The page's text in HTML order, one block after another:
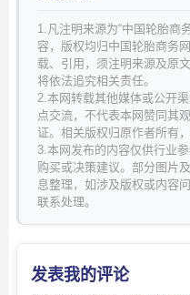
1.凡注明来源为“中国轮胎商
容，版权均归中国轮胎商务
载、引用，须注明来源及原
将依法追究相关责任。
2.本网转载其他媒体或公开
点交流，不代表本网赞同其
证。相关版权归原作者所有
3.本网发布的内容仅供行业
购买或决策建议。部分图片
息整理，如涉及版权或内容
联系处理。
发表我的评论